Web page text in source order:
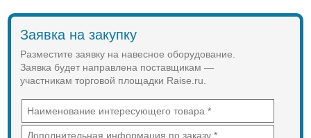
рабочего органа (захвата, крюка
через его вращающуяся ось к
манипуляторах стационарных и
мобильных машин.
Заявка на закупку
Разместите заявку на навесное оборудование.
Заявка будет направлена поставщикам —
участникам торговой площадки Raise.ru.